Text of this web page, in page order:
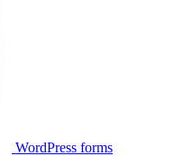
WordPress forms